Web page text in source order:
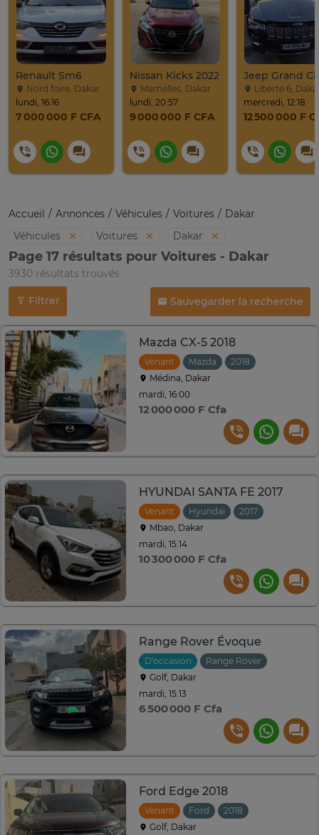
Renault Sm6
Nord foire, Dakar
lundi, 16:16
7 000 000 F CFA
Nissan Kicks 2022
Mamelles, Dakar
lundi, 20:57
9 000 000 F CFA
Liberte 6,
mercredi, 12:18
12 500 000 F
Accueil Annonces Véhicules Voitures
Dakar
Véhicules
Voitures Dakar
Page 17 résultats pour Voitures - Dakar
3930 résultats trouvés
Filtrer Sauvegarder la recherche
Mazda CX-5 2018
Venant Mazda 2018
Médina, Dakar
mardi, 16:00
12 000 000 F Cfa
HYUNDAI SANTA FE 2017
Venant Hyundai 2017
Mbao, Dakar
mardi, 15:14
10 300 000 F Cfa
Range Rover Évoque
D'occasion Range Rover
Golf, Dakar
mardi, 15:13
6 500 000 F Cfa
Ford Edge 2018
Venant Ford 2018
Golf, Dakar